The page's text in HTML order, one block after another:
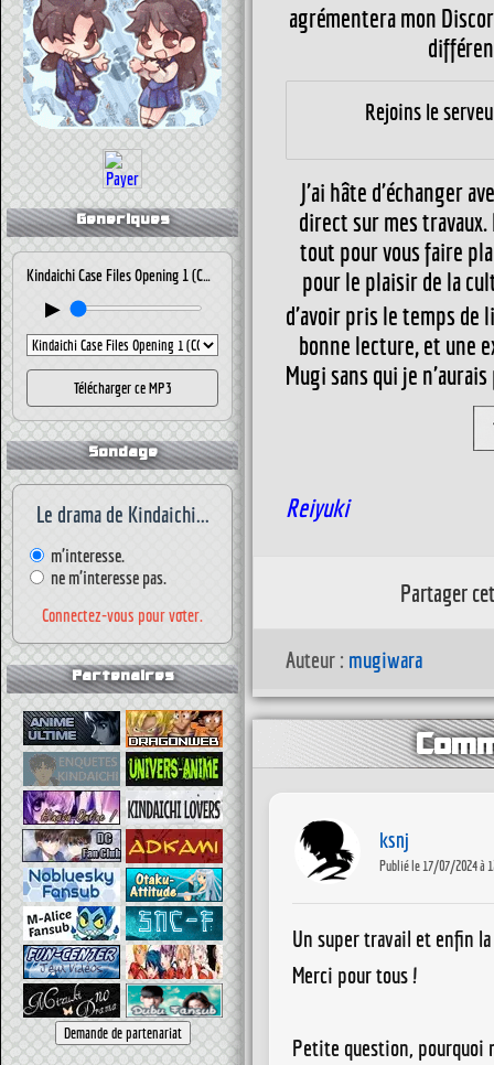
Generiques
Kindaichi Case Files Opening 1 (CONFUSED MEMORIES)
▶
Télécharger ce MP3
Sondage
Le drama de Kindaichi...
m'interesse.
ne m'interesse pas.
Connectez-vous pour voter.
Partenaires
agrémentera mon
Rejoins le
J'ai hâte d'échanger
direct sur mes travaux.
tout pour vous faire
pour le plaisir de la
d'avoir pris le temps de
bonne lecture, et une
Mugi sans qui je
Reiyuki
Partager
Auteur : mugiwara
ksnj
Publié le 17/07/2024 à
Un super travail et enfin
Merci pour tous !
Petite question, pourquoi